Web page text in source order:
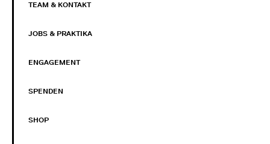
TEAM & KONTAKT
JOBS & PRAKTIKA
ENGAGEMENT
SPENDEN
SHOP